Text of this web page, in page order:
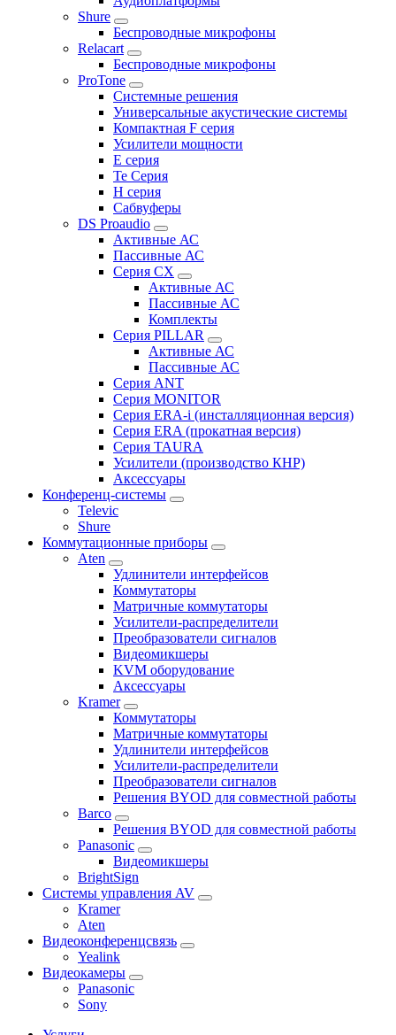
Shure
Беспроводные микрофоны
Relacart
Беспроводные микрофоны
ProTone
Системные решения
Универсальные акустические системы
Компактная F серия
Усилители мощности
E серия
Te Серия
H серия
Сабвуферы
DS Proaudio
Активные АС
Пассивные АС
Серия CX
Активные АС
Пассивные АС
Комплекты
Серия PILLAR
Активные АС
Пассивные АС
Серия ANT
Серия MONITOR
Серия ERA-i (инсталляционная версия)
Серия ERA (прокатная версия)
Серия TAURA
Усилители (производство КНР)
Аксессуары
Конференц-системы
Televic
Shure
Коммутационные приборы
Aten
Удлинители интерфейсов
Коммутаторы
Матричные коммутаторы
Усилители-распределители
Преобразователи сигналов
Видеомикшеры
KVM оборудование
Аксессуары
Kramer
Коммутаторы
Матричные коммутаторы
Удлинители интерфейсов
Усилители-распределители
Преобразователи сигналов
Решения BYOD для совместной работы
Barco
Решения BYOD для совместной работы
Panasonic
Видеомикшеры
BrightSign
Системы управления AV
Kramer
Aten
Видеоконференцсвязь
Yealink
Видеокамеры
Panasonic
Sony